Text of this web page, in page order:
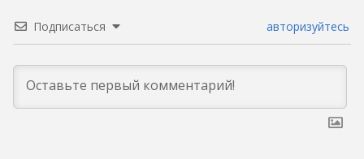
Подписаться авторизуйтесь